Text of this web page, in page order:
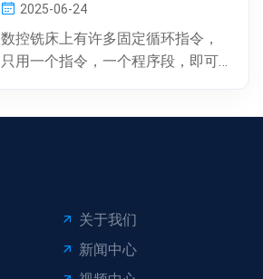
2025-06-24
数控铣床上有许多固定循环指令，
只用一个指令，一个程序段，即可
关于我们
新闻中心